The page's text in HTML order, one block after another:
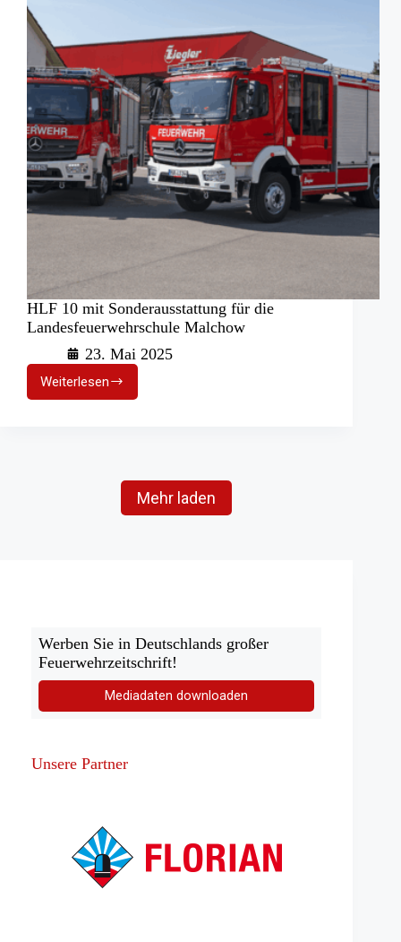
HLF 10 mit Sonderausstattung für die
Landesfeuerwehrschule Malchow
23. Mai 2025
Weiterlesen
HLF
10
Landesfeuerwehrschule
Mehr laden
Werben Sie in Deutschlands großer
Feuerwehrzeitschrift!
Mediadaten downloaden
Unsere Partner